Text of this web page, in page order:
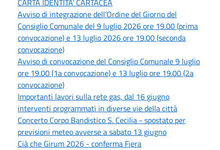
Avviso di integrazione dell'Ordine del Giorno del
Consiglio Comunale del 9 luglio 2026 ore 19.00 (prima
convocazione) e 13 luglio 2026 ore 19.00 (seconda
convocazione)
Avviso di convocazione del Consiglio Comunale 9 luglio
ore 19.00 (1a convocazione) e 13 luglio ore 19.00 (2a
convocazione)
Importanti lavori sulla rete gas, dal 16 giugno
interventi programmati in diverse vie della città
Concerto Corpo Bandistico S. Cecilia - spostato per
previsioni meteo avverse a sabato 13 giugno
Cià che Girum 2026 - conferma Fiera